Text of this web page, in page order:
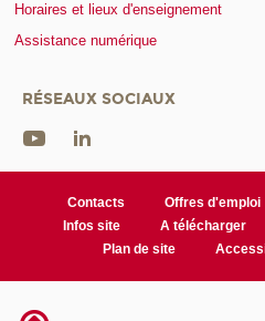
Horaires et lieux d'enseignement
Assistance numérique
RÉSEAUX SOCIAUX
Contacts Offres d'emploi
Infos site
A télécharger
Plan de site